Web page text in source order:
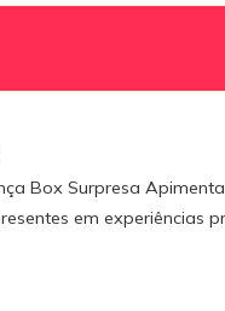
Box Surpresa
em experiências